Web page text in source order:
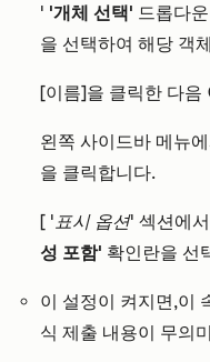
' '개체 선택' 드롭다
을 선택하여 해당 객
[이름]을 클릭한 다음
왼쪽 사이드바 메뉴
을 클릭합니다.
[ '표시 옵션' 섹션에서
성 포함' 확인란을 선
이 설정이 켜지면,이
식 제출 내용이 무의